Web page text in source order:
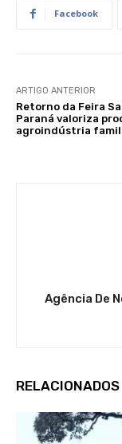
Facebook
ARTIGO ANTERIOR
Retorno da Feira
Paraná valoriza
agroindústria
Agência De
RELACIONADOS